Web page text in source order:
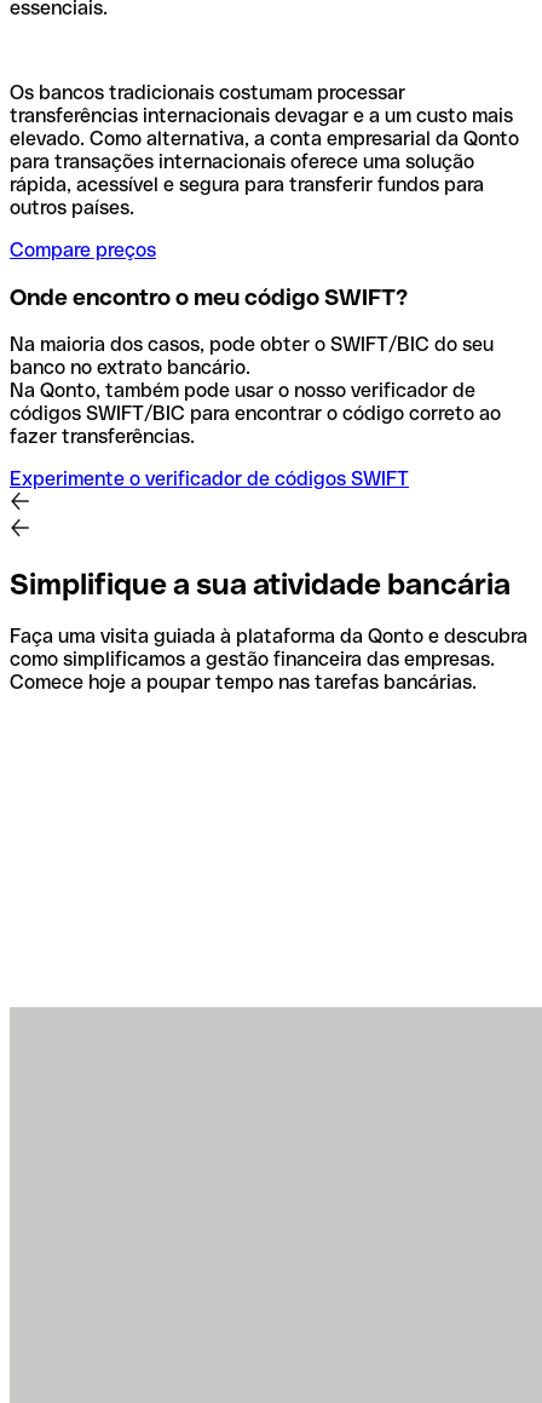
essenciais.
Os bancos tradicionais costumam processar
transferências internacionais devagar e a um custo mais
elevado. Como alternativa, a conta empresarial da Qonto
para transações internacionais oferece uma solução
rápida, acessível e segura para transferir fundos para
outros países.
Compare preços
Onde encontro o meu código SWIFT?
Na maioria dos casos, pode obter o SWIFT/BIC do seu
banco no extrato bancário.
Na Qonto, também pode usar o nosso verificador de
códigos SWIFT/BIC para encontrar o código correto ao
fazer transferências.
Experimente o verificador de códigos SWIFT
Simplifique a sua atividade bancária
Faça uma visita guiada à plataforma da Qonto e descubra
como simplificamos a gestão financeira das empresas.
Comece hoje a poupar tempo nas tarefas bancárias.